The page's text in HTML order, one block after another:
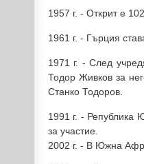
1957 г. - Открит е
1961 г. - Гърция
1971 г. - След
Тодор Живков за
Станко Тодоров.
1991 г. - Република
за участие.
2002 г. - В Южна